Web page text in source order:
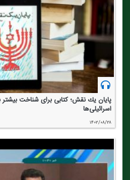
پایان یك نقش؛ كتابی برای شناخت
اسرائیلی‌ها
۱۴۰۲/۰۸/۲۸